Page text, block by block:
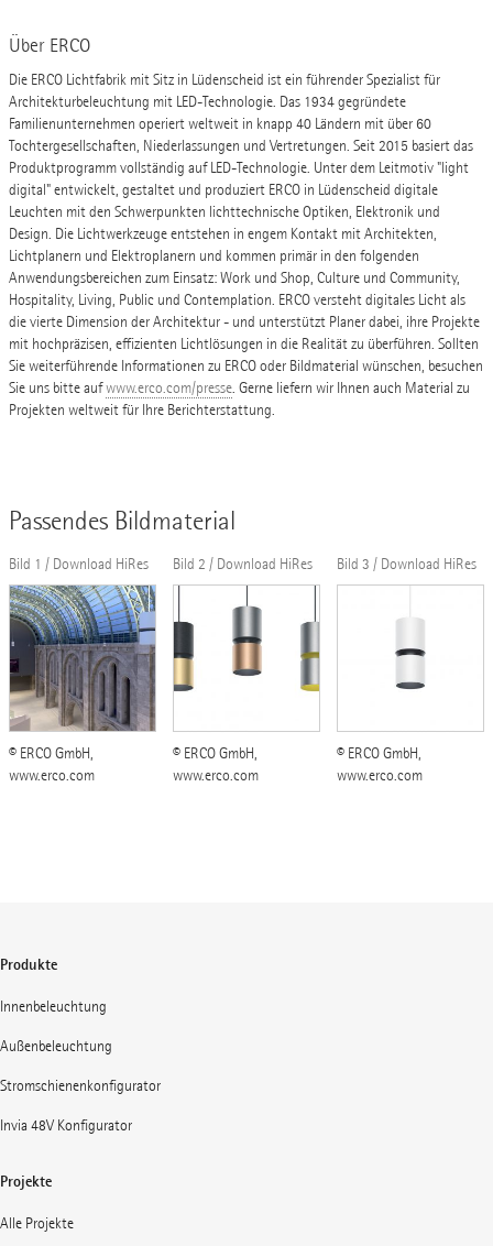
Über ERCO
Die ERCO Lichtfabrik mit Sitz in Lüdenscheid ist ein führender Spezialist für
Architekturbeleuchtung mit LED-Technologie. Das 1934 gegründete
Familienunternehmen operiert weltweit in knapp 40 Ländern mit über 60
Tochtergesellschaften, Niederlassungen und Vertretungen. Seit 2015 basiert das
Produktprogramm vollständig auf LED-Technologie. Unter dem Leitmotiv "light
digital" entwickelt, gestaltet und produziert ERCO in Lüdenscheid digitale
Leuchten mit den Schwerpunkten lichttechnische Optiken, Elektronik und
Design. Die Lichtwerkzeuge entstehen in engem Kontakt mit Architekten,
Lichtplanern und Elektroplanern und kommen primär in den folgenden
Anwendungsbereichen zum Einsatz: Work und Shop, Culture und Community,
Hospitality, Living, Public und Contemplation. ERCO versteht digitales Licht als
die vierte Dimension der Architektur - und unterstützt Planer dabei, ihre Projekte
mit hochpräzisen, effizienten Lichtlösungen in die Realität zu überführen. Sollten
Sie weiterführende Informationen zu ERCO oder Bildmaterial wünschen, besuchen
Sie uns bitte aufwww.erco.com/presse. Gerne liefern wir Ihnen auch Material zu
Projekten weltweit für Ihre Berichterstattung.
Passendes Bildmaterial
Bild 1 / Download HiRes
© ERCO GmbH,
www.erco.com
Bild 2 / Download HiRes
© ERCO GmbH,
www.erco.com
Bild 3 / Download HiRes
© ERCO GmbH,
www.erco.com
Produkte
Innenbeleuchtung
Außenbeleuchtung
Stromschienenkonfigurator
Invia 48V Konfigurator
Projekte
Alle Projekte